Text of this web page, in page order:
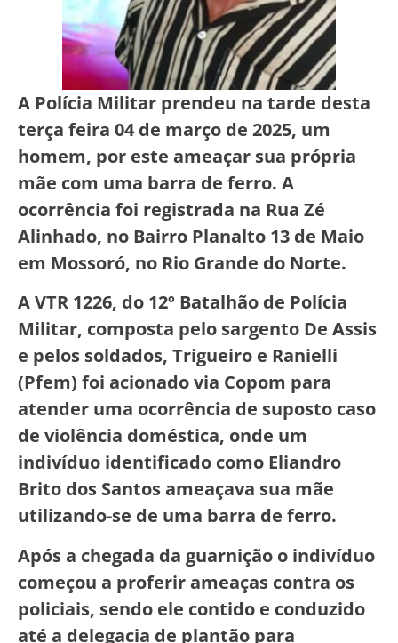
A Polícia Militar prendeu na tarde desta
terça feira 04 de março de 2025, um
homem, por este ameaçar sua própria
mãe com uma barra de ferro. A
ocorrência foi registrada na Rua Zé
Alinhado, no Bairro Planalto 13 de Maio
em Mossoró, no Rio Grande do Norte.
A VTR 1226, do 12º Batalhão de Polícia
Militar, composta pelo sargento De Assis
e pelos soldados, Trigueiro e Ranielli
(Pfem) foi acionado via Copom para
atender uma ocorrência de suposto caso
de violência doméstica, onde um
indivíduo identificado como Eliandro
Brito dos Santos ameaçava sua mãe
utilizando-se de uma barra de ferro.
Após a chegada da guarnição o indivíduo
começou a proferir ameaças contra os
policiais, sendo ele contido e conduzido
até a delegacia de plantão para